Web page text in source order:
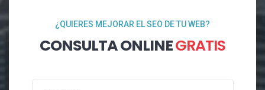
¿QUIERES MEJORAR EL SEO DE TU WEB?
CONSULTA ONLINEGRATIS